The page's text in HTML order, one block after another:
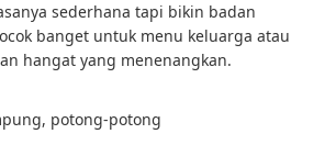
sederhana tapi bikin badan
banget untuk menu keluarga atau
hangat yang menenangkan.
potong-potong